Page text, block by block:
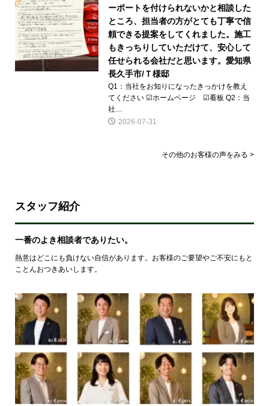
ーポートを付けられないかと相談した
ところ、担当者の方がとても丁寧で信
頼できる提案をしてくれました。施工
もきっちりしていただけて、安心して
任せられる会社だと思います。愛知県
長久手市/Ｔ様邸
Q1：当社をお知りになったきっかけを教え
てください ☑ホームページ ☑看板 Q2：当
社…
2026-07-31
その他のお客様の声をみる >
スタッフ紹介
一番のよき相談者でありたい。
熱意はどこにも負けない自信があります。お客様のご要望やご不安にもと
ことんおつきあいします。